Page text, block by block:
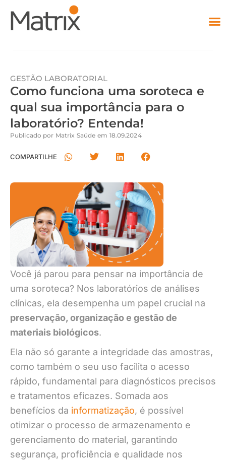
GESTÃO LABORATORIAL
Como funciona uma soroteca e
qual sua importância para o
laboratório? Entenda!
Publicado por Matrix Saúde em 18.09.2024
COMPARTILHE
Você já parou para pensar na importância de
uma soroteca? Nos laboratórios de análises
clínicas, ela desempenha um papel crucial na
preservação, organização e gestão de
materiais biológicos.
Ela não só garante a integridade das amostras,
como também o seu uso facilita o acesso
rápido, fundamental para diagnósticos precisos
e tratamentos eficazes. Somada aos
benefícios da informatização, é possível
otimizar o processo de armazenamento e
gerenciamento do material, garantindo
segurança, proficiência e qualidade nos